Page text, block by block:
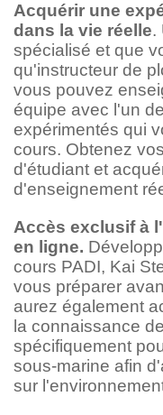
Acquérir une
dans la vie réelle.
spécialisé et que
qu'instructeur de
vous pouvez
équipe avec l'un
expérimentés qui
cours. Obtenez
d'étudiant et
d'enseignement
Accès exclusif à
en ligne.
cours PADI, Kai
vous préparer
aurez également
la connaissance
spécifiquement
sous-marine afin
sur